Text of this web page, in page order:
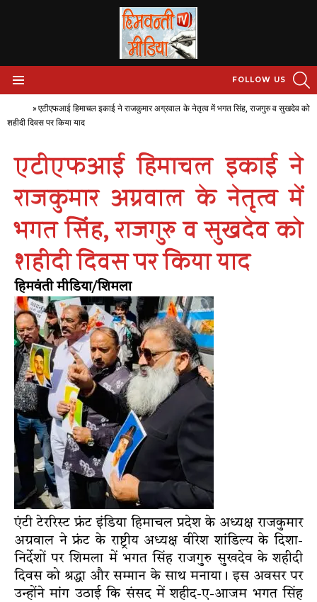
FOLLOW US
»एटीएफआई हिमाचल इकाई ने राजकुमार अग्रवाल के नेतृत्व में भगत सिंह, राजगुरु व सुखदेव को
शहीदी दिवस पर किया याद
एटीएफआई हिमाचल इकाई ने
राजकुमार अग्रवाल के नेतृत्व में
भगत सिंह, राजगुरु व सुखदेव को
शहीदी दिवस पर किया याद
हिमवंती मीडिया/शिमला
एंटी टेररिस्ट फ्रंट इंडिया हिमाचल प्रदेश के अध्यक्ष राजकुमार
अग्रवाल ने फ्रंट के राष्ट्रीय अध्यक्ष वीरेश शांडिल्य के दिशा-
निर्देशों पर शिमला में भगत सिंह राजगुरु सुखदेव के शहीदी
दिवस को श्रद्धा और सम्मान के साथ मनाया। इस अवसर पर
उन्होंने मांग उठाई कि संसद में शहीद-ए-आजम भगत सिंह